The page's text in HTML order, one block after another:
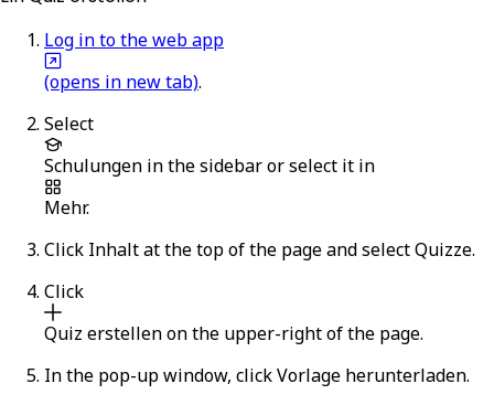
Log in to the web app
(opens in new tab).
Select
Schulungen in the sidebar or select it in
Mehr.
Click Inhaltat the top of the page and selectQuizze.
Click
Quiz erstellenon the upper-right of the page.
In the pop-up window, clickVorlage herunterladen.